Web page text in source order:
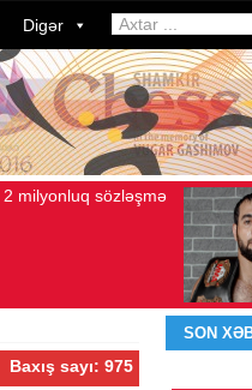
Digər
Azərbaycan
dələduzluq əməlləri
Baxış sayı: 136
Baxış sayı: 975
SON